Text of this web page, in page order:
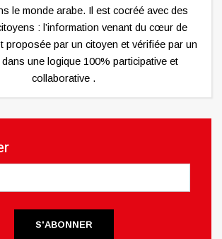
le monde arabe. Il est cocréé avec des
: l’information venant du cœur de
proposée par un citoyen et vérifiée par un
une logique 100% participative et
collaborative .
S'ABONNER